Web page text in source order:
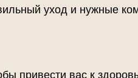
уход и нужные
привести вас к